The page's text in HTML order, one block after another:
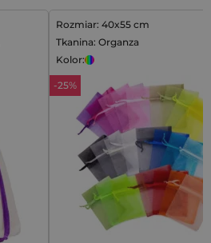
Rozmiar: 40x55 cm
Tkanina: Organza
Kolor:
-25%